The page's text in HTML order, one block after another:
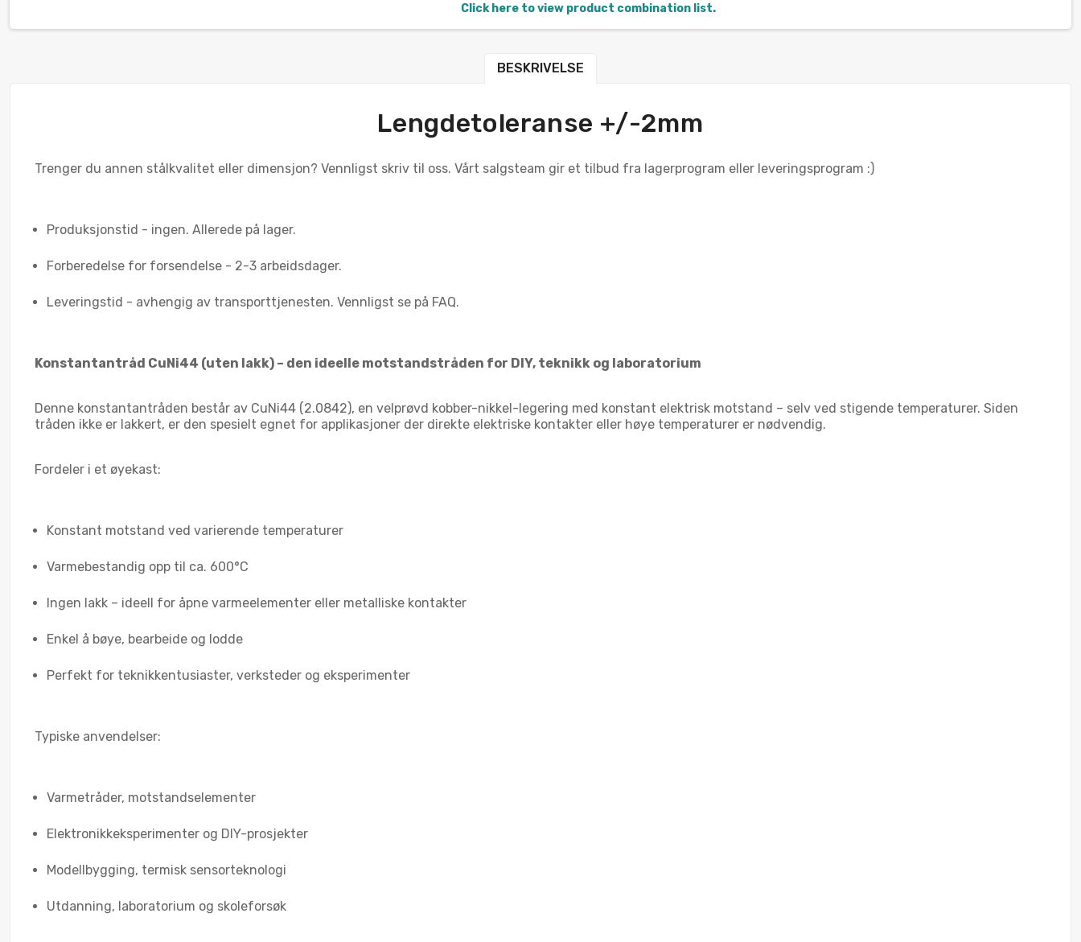
Click here to view product combination list.
BESKRIVELSE
Lengdetoleranse +/-2mm
Trenger du annen stålkvalitet eller dimensjon? Vennligst skriv til oss. Vårt salgsteam gir et tilbud fra lagerprogram eller leveringsprogram :)
Produksjonstid - ingen. Allerede på lager.
Forberedelse for forsendelse - 2-3 arbeidsdager.
Leveringstid - avhengig av transporttjenesten. Vennligst se på FAQ.
Konstantantråd CuNi44 (uten lakk) – den ideelle motstandstråden for DIY, teknikk og laboratorium
Denne konstantantråden består av CuNi44 (2.0842), en velprøvd kobber-nikkel-legering med konstant elektrisk motstand – selv ved stigende temperaturer. Siden
tråden ikke er lakkert, er den spesielt egnet for applikasjoner der direkte elektriske kontakter eller høye temperaturer er nødvendig.
Fordeler i et øyekast:
Konstant motstand ved varierende temperaturer
Varmebestandig opp til ca. 600°C
Ingen lakk – ideell for åpne varmeelementer eller metalliske kontakter
Enkel å bøye, bearbeide og lodde
Perfekt for teknikkentusiaster, verksteder og eksperimenter
Typiske anvendelser:
Varmetråder, motstandselementer
Elektronikkeksperimenter og DIY-prosjekter
Modellbygging, termisk sensorteknologi
Utdanning, laboratorium og skoleforsøk